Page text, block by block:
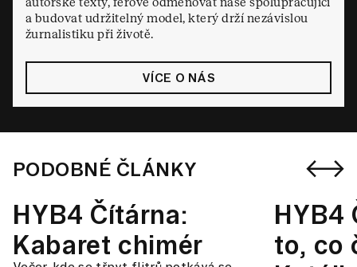
a budovat udržitelný model, který drží nezávislou
žurnalistiku při životě.
VÍCE O NÁS
PODOBNÉ ČLÁNKY
HYB4 Čítárna:
Kabaret chimér
HYB4
to, co